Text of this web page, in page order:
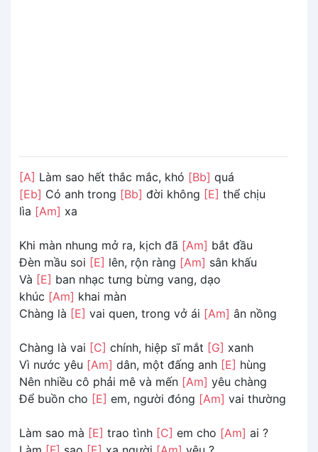
[A] Làm sao hết thắc mắc, khó [Bb] quá
[Eb] Có anh trong [Bb] đời không [E] thể chịu
lìa [Am] xa
Khi màn nhung mở ra, kịch đã [Am] bắt đầu
Đèn mầu soi [E] lên, rộn ràng [Am] sân khấu
Và [E] ban nhạc tưng bừng vang, dạo
khúc [Am] khai màn
Chàng là [E] vai quen, trong vở ái [Am] ân nồng
Chàng là vai [C] chính, hiệp sĩ mắt [G] xanh
Vì nước yêu [Am] dân, một đấng anh [E] hùng
Nên nhiều cô phải mê và mến [Am] yêu chàng
Để buồn cho [E] em, người đóng [Am] vai thường
Làm sao mà [E] trao tình [C] em cho [Am] ai ?